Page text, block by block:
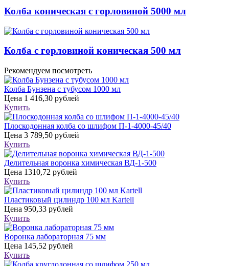
Колба коническая с горловиной 5000 мл
Колба с горловиной коническая 500 мл
Рекомендуем посмотреть
Колба Бунзена с тубусом 1000 мл
Цена 1 416,30 рублей
Купить
Плоскодонная колба со шлифом П-1-4000-45/40
Цена 3 789,50 рублей
Купить
Делительная воронка химическая ВД-1-500
Цена 1310,72 рублей
Купить
Пластиковый цилиндр 100 мл Kartell
Цена 950,33 рублей
Купить
Воронка лабораторная 75 мм
Цена 145,52 рублей
Купить